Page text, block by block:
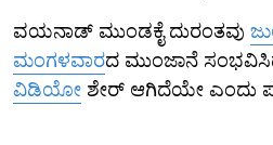
ವಯನಾಡ್ ಮುಂಡಕೈ ದುರಂತವು
ಮಂಗಳವಾರದ ಮುಂಜಾನೆ
ವಿಡಿಯೋ ಶೇರ್ ಆಗಿದೆಯೇ ಎಂದು